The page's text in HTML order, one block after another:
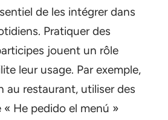
de les intégrer dans
Pratiquer des
jouent un rôle
leur usage. Par exemple,
au restaurant, utiliser des
« He pedido el menú »